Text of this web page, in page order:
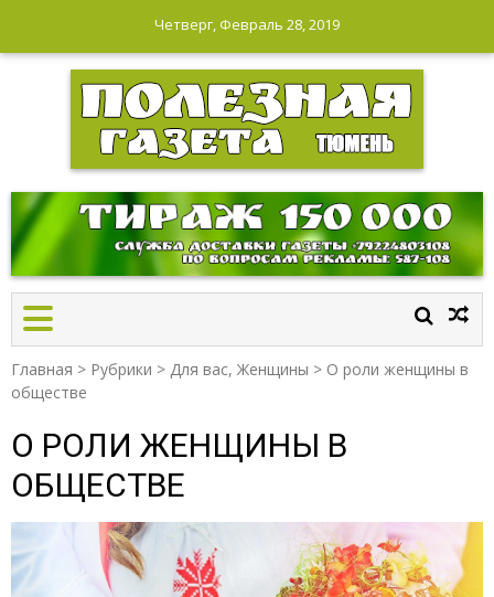
Четверг, Февраль 28, 2019
ПОЛЕЗНАЯ ГАЗЕТА
Главная > Рубрики > Для вас, Женщины > О роли женщины в
обществе
О РОЛИ ЖЕНЩИНЫ В
ОБЩЕСТВЕ